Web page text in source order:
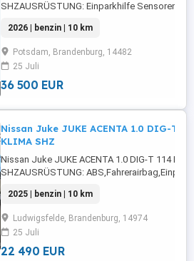
SHZAUSRÜSTUNG: Einparkhilfe Sensoren
Frontscheibe,Beheizbares
Radio,Servolenkung,LED-
2026 | benzin | 10 km
Potsdam, Brandenburg, 14482
25 Juli
36 500 EUR
Nissan Juke JUKE ACENTA 1.0 DIG-T
KLIMA SHZ
Nissan Juke JUKE ACENTA 1.0 DIG-T 114 PS
SHZAUSRÜSTUNG:
Radio,Servolenkung,LED-
...
2025 | benzin | 10 km
Ludwigsfelde, Brandenburg, 14974
25 Juli
22 490 EUR